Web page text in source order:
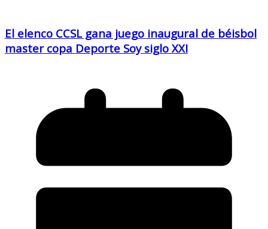
El elenco CCSL gana juego inaugural de béisbol
master copa Deporte Soy siglo XXI